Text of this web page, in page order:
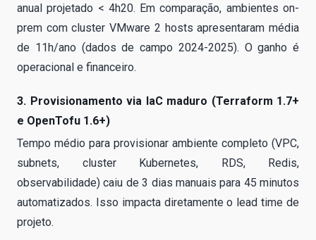
anual projetado < 4h20. Em comparação, ambientes on-
prem com cluster VMware 2 hosts apresentaram média
de 11h/ano (dados de campo 2024-2025). O ganho é
operacional e financeiro.
3. Provisionamento via IaC maduro (Terraform 1.7+
e OpenTofu 1.6+)
Tempo médio para provisionar ambiente completo (VPC,
subnets, cluster Kubernetes, RDS, Redis,
observabilidade) caiu de 3 dias manuais para 45 minutos
automatizados. Isso impacta diretamente o lead time de
projeto.